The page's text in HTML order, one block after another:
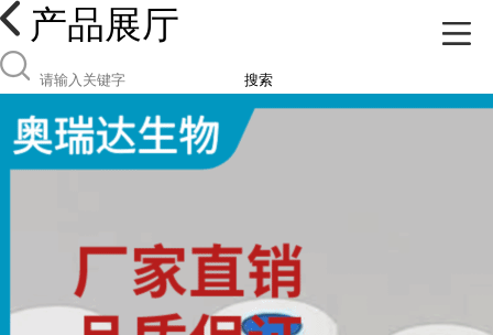
产品展厅
搜索